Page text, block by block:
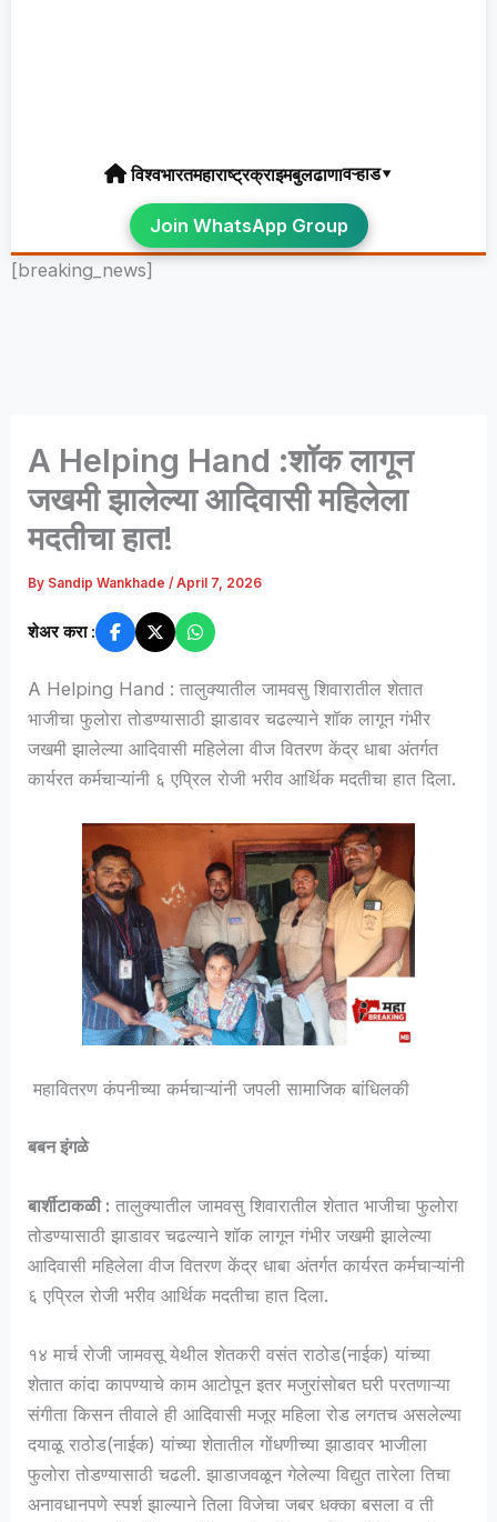
विश्वभारतमहाराष्ट्रक्राइमबुलढाणावऱ्हाड▾
Join WhatsApp Group
[breaking_news]
A Helping Hand :शॉक लागून
जखमी झालेल्या आदिवासी महिलेला
मदतीचा हात!
By Sandip Wankhade/April 7, 2026
शेअर करा :
A Helping Hand : तालुक्यातील जामवसु शिवारातील शेतात
भाजीचा फुलोरा तोडण्यासाठी झाडावर चढल्याने शॉक लागून गंभीर
जखमी झालेल्या आदिवासी महिलेला वीज वितरण केंद्र धाबा अंतर्गत
कार्यरत कर्मचाऱ्यांनी ६ एप्रिल रोजी भरीव आर्थिक मदतीचा हात दिला.
महावितरण कंपनीच्या कर्मचाऱ्यांनी जपली सामाजिक बांधिलकी
बबन इंगळे
बार्शीटाकळी : तालुक्यातील जामवसु शिवारातील शेतात भाजीचा फुलोरा
तोडण्यासाठी झाडावर चढल्याने शॉक लागून गंभीर जखमी झालेल्या
आदिवासी महिलेला वीज वितरण केंद्र धाबा अंतर्गत कार्यरत कर्मचाऱ्यांनी
६ एप्रिल रोजी भरीव आर्थिक मदतीचा हात दिला.
१४ मार्च रोजी जामवसू येथील शेतकरी वसंत राठोड(नाईक) यांच्या
शेतात कांदा कापण्याचे काम आटोपून इतर मजुरांसोबत घरी परतणाऱ्या
संगीता किसन तीवाले ही आदिवासी मजूर महिला रोड लगतच असलेल्या
दयाळू राठोड(नाईक) यांच्या शेतातील गोंधणीच्या झाडावर भाजीला
फुलोरा तोडण्यासाठी चढली. झाडाजवळून गेलेल्या विद्युत तारेला तिचा
अनावधानपणे स्पर्श झाल्याने तिला विजेचा जबर धक्का बसला व ती